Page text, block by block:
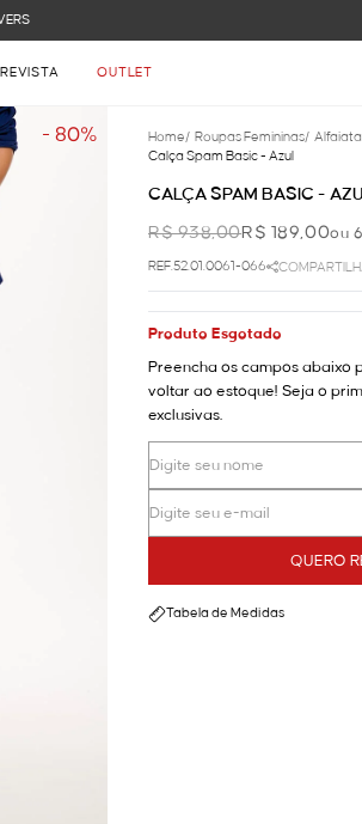
REVISTA OUTLET
- 80% Home/ Roupas Femininas/
Calça Spam Basic - Azul
CALÇA SPAM BASIC -
R$ 938,00R$ 189,00ou
REF.52.01.0061-066
Produto Esgotado
Preencha os campos abaixo
voltar ao estoque! Seja o
exclusivas.
QUERO
Tabela de Medidas